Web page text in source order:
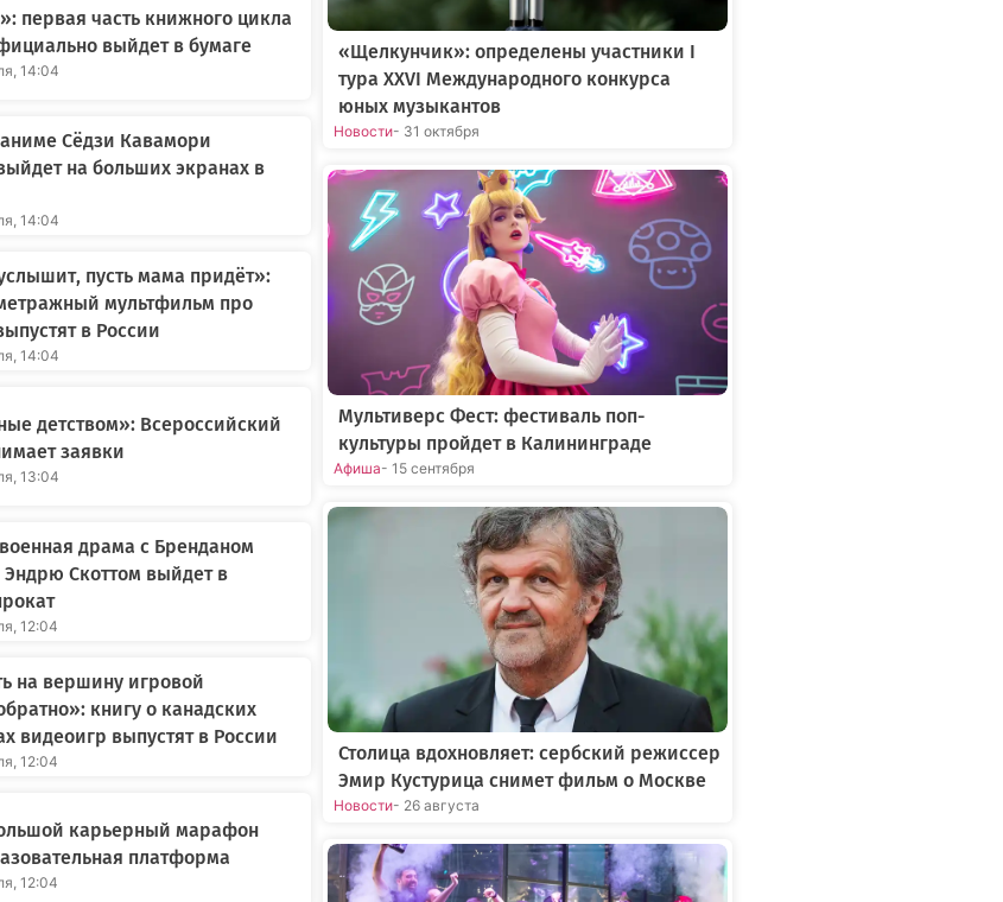
первая часть книжного цикла
выйдет в бумаге
14:04
Сёдзи Кавамори
на больших экранах в
14:04
пусть мама придёт»:
мультфильм про
в России
14:04
детством»: Всероссийский
заявки
13:04
драма с Бренданом
Скоттом выйдет в
12:04
на вершину игровой
книгу о канадских
видеоигр выпустят в России
12:04
карьерный марафон
платформа
12:04
«Щелкунчик»: определены участники I
тура XXVI Международного конкурса
юных музыкантов
Новости- 31 октября
Мультиверс Фест: фестиваль поп-
культуры пройдет в Калининграде
Афиша- 15 сентября
Столица вдохновляет: сербский режиссер
Эмир Кустурица снимет фильм о Москве
Новости- 26 августа